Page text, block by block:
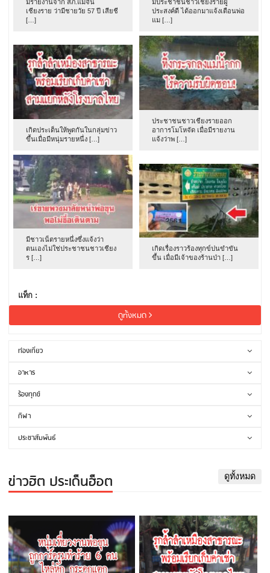
มีรายงานจาก สภ.แม่จัน
เชียงราย ว่ามีชายวัย 57 ปี เสียชี
[…]
มีประชาชนชาวเชียงรายผู้
ประสงค์ดี ได้ออกมาแจ้งเตือนพ่อ
แม […]
เกิดประเด็นให้พูดกันในกลุ่มข่าว
ขึ้นเมื่อมีหนุ่มรายหนึ่ง […]
ประชาชนชาวเชียงรายออก
อาการโมโหจัด เมื่อมีรายงาน
แจ้งว่าพ […]
มีชาวเน็ตรายหนึ่งซึ่งแจ้งว่า
ตนเองไม่ใช่ประชาชนชาวเชียง
ร […]
เกิดเรื่องราวร้องทุกข์ปนขำขัน
ขึ้น เมื่อมีเจ้าของร้านป่า […]
แท็ก :
ดูทั้งหมด
ท่องเที่ยว
อาหาร
ร้องทุกข์
กีฬา
ประชาสัมพันธ์
ข่าวฮิต ประเด็นฮ็อต ดูทั้งหมด